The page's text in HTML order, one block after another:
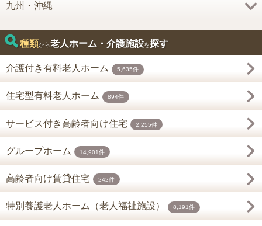
九州・沖縄
種類から老人ホーム・介護施設を探す
介護付き有料老人ホーム 5,635件
住宅型有料老人ホーム 894件
サービス付き高齢者向け住宅 2,255件
グループホーム 14,901件
高齢者向け賃貸住宅 242件
特別養護老人ホーム（老人福祉施設） 8,191件